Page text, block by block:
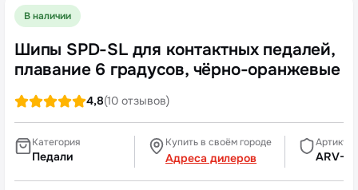
В наличии
Шипы SPD-SL для контактных педалей,
плавание 6 градусов, чёрно-оранжевые
4,8(10 отзывов)
Категория
Педали
Артикул
ARV-
Купить в своём городе
Адреса дилеров